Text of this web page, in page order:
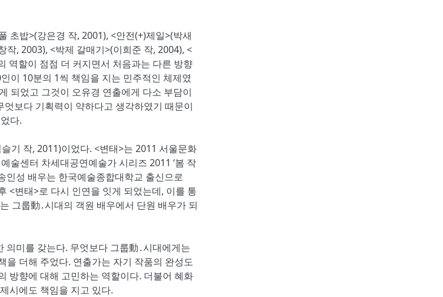
초밥>(강은경 작, 2001), <안전(+)제일>(박새
작, 2003), <박제 갈매기>(이희준 작, 2004), <
역할이 점점 더 커지면서 처음과는 다른 방향
이 10분의 1씩 책임을 지는 민주적인 체제였
되었고 그것이 오유경 연출에게 다소 부담이
보다 기획력이 약하다고 생각하였기 때문이
다.
기 작, 2011)이었다. <변태>는 2011 서울문화
술센터 차세대공연예술가 시리즈 2011 ‘봄 작
인성 배우는 한국예술종합대학교 출신으로
변태>로 다시 인연을 잇게 되었는데, 이를 통
그룹動․시대의 객원 배우에서 단원 배우가 되
미를 갖는다. 무엇보다 그룹動․시대에게는
더해 주었다. 연출가는 자기 작품의 완성도
방향에 대해 고민하는 역할이다. 더불어 혜화
시에도 책임을 지고 있다.